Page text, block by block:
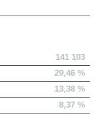
141 103
29,46 %
13,38 %
8,37 %